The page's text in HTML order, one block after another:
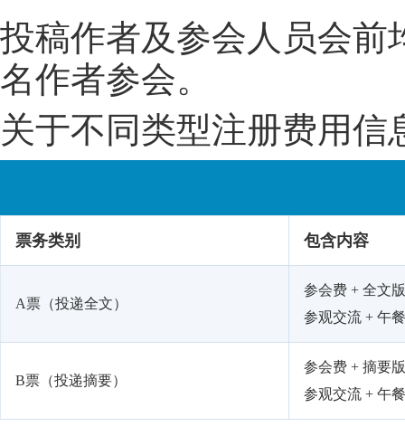
投稿作者及参会人员会前
名作者参会。
关于不同类型注册费用信
票务类别 包含内容
A票（投递全文）
参会费 + 全文
参观交流 + 午
B票（投递摘要）
参会费 + 摘要
参观交流 + 午